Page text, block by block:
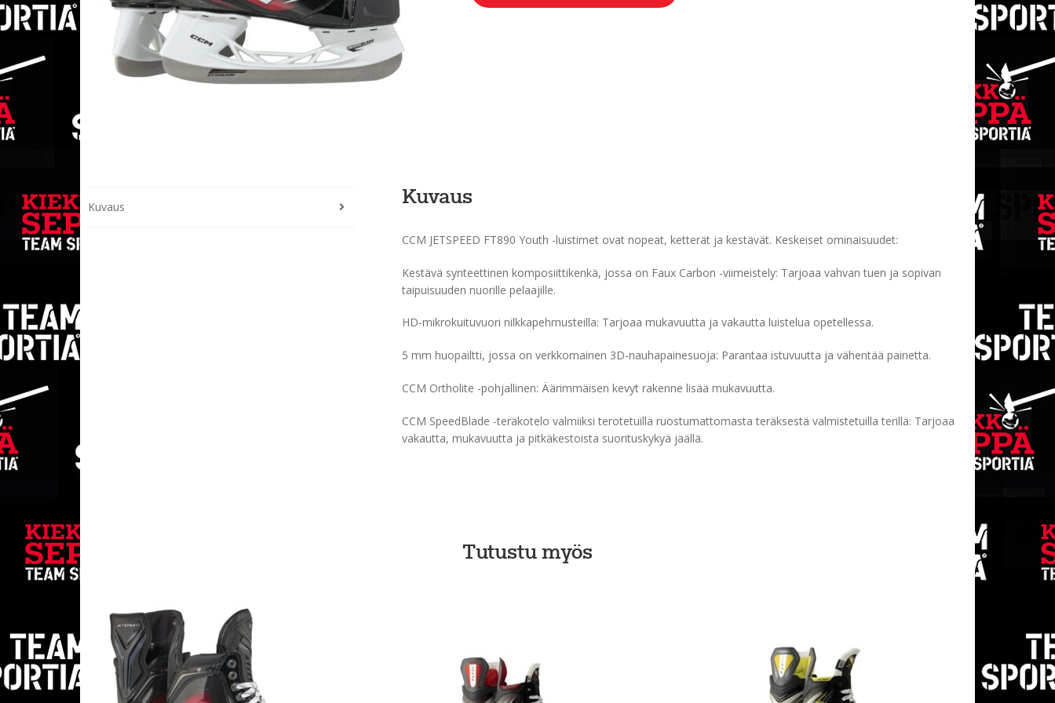
Kuvaus Kuvaus
CCM JETSPEED FT890 Youth -luistimet ovat nopeat, ketterät ja kestävät. Keskeiset ominaisuudet:
Kestävä synteettinen komposiittikenkä, jossa on Faux Carbon -viimeistely: Tarjoaa vahvan tuen ja sopivan
taipuisuuden nuorille pelaajille.
HD-mikrokuituvuori nilkkapehmusteilla: Tarjoaa mukavuutta ja vakautta luistelua opetellessa.
5 mm huopailtti, jossa on verkkomainen 3D-nauhapainesuoja: Parantaa istuvuutta ja vähentää painetta.
CCM Ortholite -pohjallinen: Äärimmäisen kevyt rakenne lisää mukavuutta.
CCM SpeedBlade -teräkotelo valmiiksi terotetuilla ruostumattomasta teräksestä valmistetuilla terillä: Tarjoaa
vakautta, mukavuutta ja pitkäkestoista suorituskykyä jäällä.
Tutustu myös